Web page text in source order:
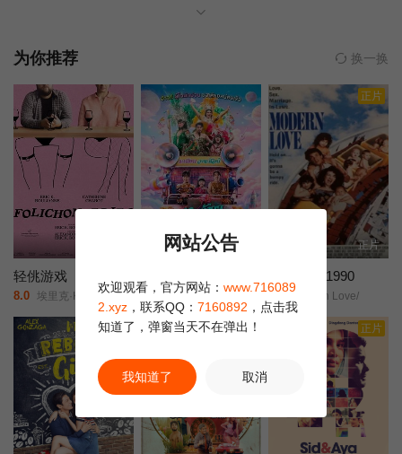
力，希迪一直咬紧牙关；就算在好友瑞贝卡（莫蕾娜·巴卡琳 饰）及
肚，才可令她放松心情，做回自己。经常饮至烂醉的她，终于在一
为你推荐 换一换
轻佻游戏
8.0 埃里克·K·布利安/凯瑟琳·沙博/Erin/Carter/Sarah/Chouinard-Poirier/娜塔莉·古帕尔/Rose-Anne/Déry/萨米尔·菲鲁兹/Carolanne/Foucher/艾甜·加罗伊/安布雷·贾布兰/Fayolle/Jean/Jr./Nicolas/Krief/Jacques/L'Heureux/ève/Landry/朱莉·勒布勒东/阿加莎·勒杜/Simone/Ledoux/索菲·勒图讷尔/弗罗伦斯·布莱恩/Antonin/Mousseau-Rivard/
正片
5.0 阿丽莎拉·翁差丽/Sitthiphon/Disamoe/
正片
正片
新潮恋爱 1990
9.0 Modern Love/
正片 正片 正片
网站公告
欢迎观看，官方网站： www.716089
2.xyz ，联系QQ： 7160892 ，点击我
知道了，弹窗当天不在弹出！
我知道了 取消